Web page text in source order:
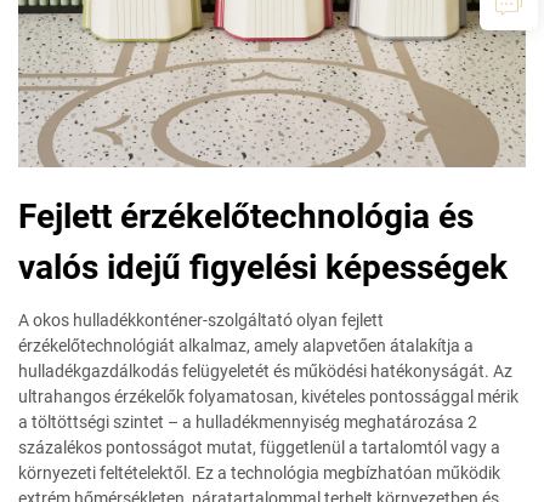
Fejlett érzékelőtechnológia és
valós idejű figyelési képességek
A okos hulladékkonténer-szolgáltató olyan fejlett
érzékelőtechnológiát alkalmaz, amely alapvetően átalakítja a
hulladékgazdálkodás felügyeletét és működési hatékonyságát. Az
ultrahangos érzékelők folyamatosan, kivételes pontossággal mérik
a töltöttségi szintet – a hulladékmennyiség meghatározása 2
százalékos pontosságot mutat, függetlenül a tartalomtól vagy a
környezeti feltételektől. Ez a technológia megbízhatóan működik